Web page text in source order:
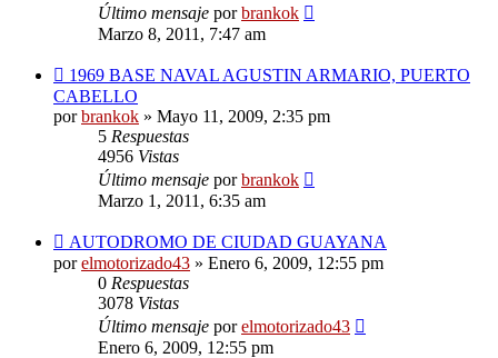
Último mensaje porbrankok
Marzo 8, 2011, 7:47 am
1969 BASE NAVAL AGUSTIN ARMARIO, PUERTO
CABELLO
porbrankok » Mayo 11, 2009, 2:35 pm
5 Respuestas
4956 Vistas
Último mensaje porbrankok
Marzo 1, 2011, 6:35 am
AUTODROMO DE CIUDAD GUAYANA
porelmotorizado43 » Enero 6, 2009, 12:55 pm
0 Respuestas
3078 Vistas
Último mensaje porelmotorizado43
Enero 6, 2009, 12:55 pm